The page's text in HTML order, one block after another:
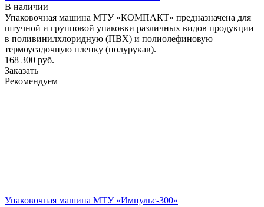
В наличии
Упаковочная машина МТУ «КОМПАКТ» предназначена для
штучной и групповой упаковки различных видов продукции
в поливинилхлоридную (ПВХ) и полиолефиновую
термоусадочную пленку (полурукав).
168 300 руб.
Заказать
Рекомендуем
Упаковочная машина МТУ «Импульс-300»